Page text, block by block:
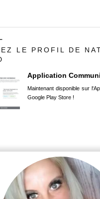
LE PROFIL DE
Application
Maintenant disponible sur
Google Play Store !
Google Play Store !